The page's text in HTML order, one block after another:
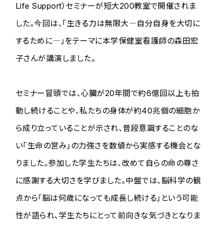
Life Support）セミナーが短大200教室で開催されま
した。今回は、「生きる力は無限大―自分自身を大切に
するために―」をテーマに本学保健室看護師の森田宏
子さんが講演しました。
セミナー冒頭では、心臓が20年間で約6億回以上も拍
動し続けることや、私たちの身体が約40兆個の細胞か
ら成り立っていることが示され、普段意識することのな
い「生命の営み」の力強さを数値から実感する機会とな
りました。参加した学生たちは、改めて自らの命の尊さ
に感謝する大切さを学びました。中盤では、脳科学の観
点から「脳は何歳になっても成長し続ける」という可能
性が語られ、学生たちにとって前向きな気づきとなりま